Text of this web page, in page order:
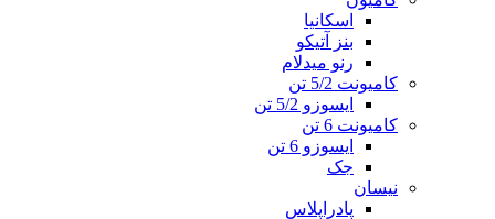
اسکانیا
بنز آتیکو
رنو میدلام
کامیونت 5/2 تن
ایسوزو 5/2 تن
کامیونت 6 تن
ایسوزو 6 تن
جک
نیسان
پادراپلاس